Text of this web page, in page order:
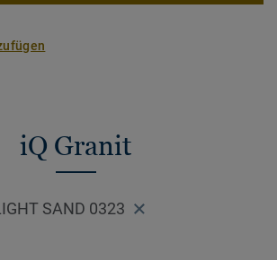
einen Schritt näher Richtung CO2-
Recyclingfähig auch nach dem
Bodenbeläge erfahren:
iQ Granit
SAND 0323